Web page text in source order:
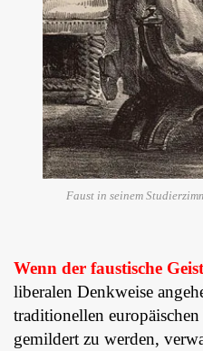
Faust in seinem
Wenn der faustische Geist
liberalen Denkweise
traditionellen
gemildert zu werden,